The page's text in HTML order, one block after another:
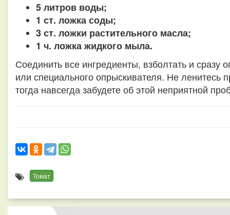
5 литров воды;
1 ст. ложка соды;
3 ст. ложки растительного масла;
1 ч. ложка жидкого мыла.
Соединить все ингредиенты, взболтать и сразу
или специального опрыскивателя. Не
тогда навсегда забудете об этой неприятной
Томат